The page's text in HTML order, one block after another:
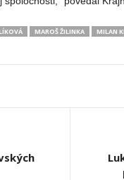
MAROŠ ŽILINKA MILAN